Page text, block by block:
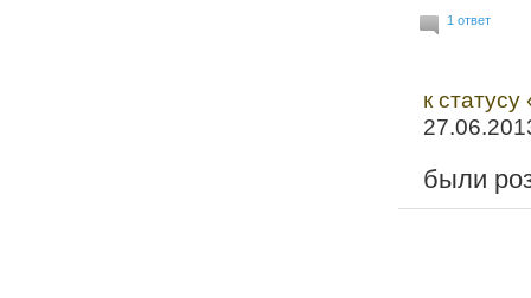
1 ответ
к
были